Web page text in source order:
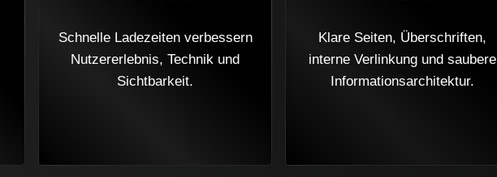
Schnelle Ladezeiten verbessern
Nutzererlebnis, Technik und
Sichtbarkeit.
Klare Seiten, Überschriften,
interne Verlinkung und saubere
Informationsarchitektur.